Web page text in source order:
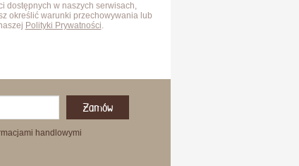
dostępnych w naszych serwisach,
określić warunki przechowywania lub
Polityki Prywatności.
Zamów
handlowymi